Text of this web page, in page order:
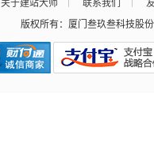
关于建站大师 联系我们
版权所有：厦门叁玖叁科技股